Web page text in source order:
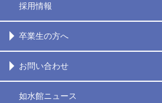
採用情報
卒業生の方へ
お問い合わせ
如水館ニュース